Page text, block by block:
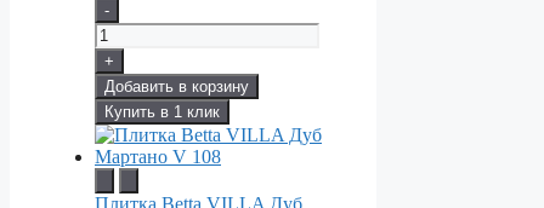
-
+
Добавить в корзину
Купить в 1 клик